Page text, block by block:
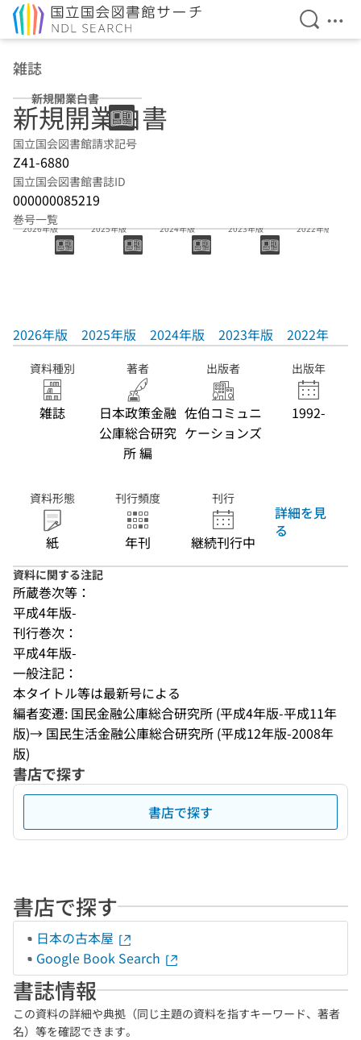
検索を
メ
雑誌
新規開業白書
新規開業白書
国立国会図書館請求記号
Z41-6880
国立国会図書館書誌ID
000000085219
巻号一覧
2026年版
2026年版
2025年版
2025年版
2024年版
2024年版
2023年版
2023年版
2022年版
2022年版
資料種別
雑誌
著者
日本政策金融
公庫総合研究
所 編
出版者
佐伯コミュニ
ケーションズ
出版年
1992-
資料形態
紙
刊行頻度
年刊
刊行
継続刊行中
詳細を見
る
資料に関する注記
所蔵巻次等：
平成4年版-
刊行巻次：
平成4年版-
一般注記：
本タイトル等は最新号による
編者変遷: 国民金融公庫総合研究所 (平成4年版-平成11年
版)→ 国民生活金融公庫総合研究所 (平成12年版-2008年
版)
書店で探す
書店で探す
書店で探す
日本の古本屋
Google Book Search
書誌情報
この資料の詳細や典拠（同じ主題の資料を指すキーワード、著者
名）等を確認できます。